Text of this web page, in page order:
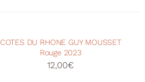
COTES DU RHONE GUY MOUSSET
Rouge 2023
12,00€